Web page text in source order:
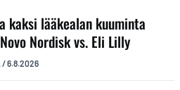
kaksi lääkealan kuuminta
Nordisk vs. Eli Lilly
/6.8.2026